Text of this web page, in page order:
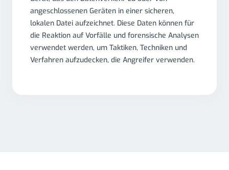
angeschlossenen Geräten in einer sicheren,
lokalen Datei aufzeichnet. Diese Daten können für
die Reaktion auf Vorfälle und forensische Analysen
verwendet werden, um Taktiken, Techniken und
Verfahren aufzudecken, die Angreifer verwenden.